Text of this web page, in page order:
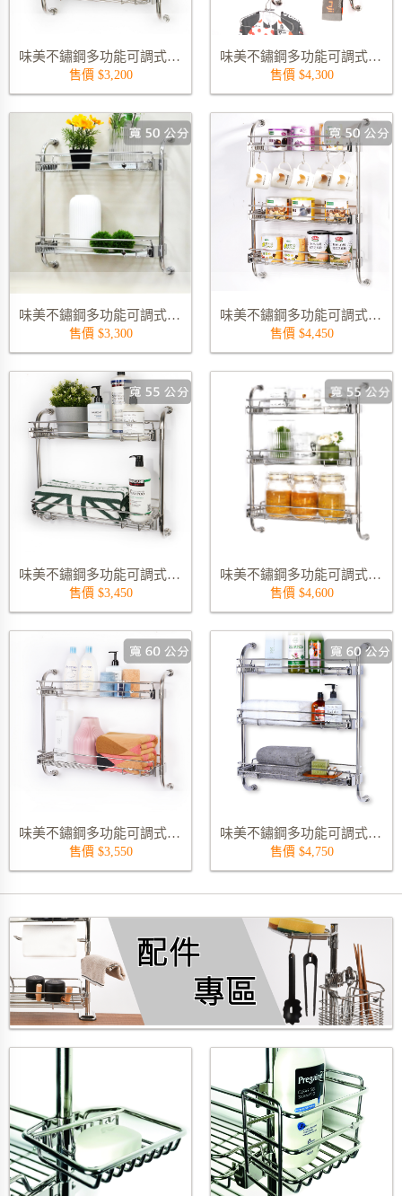
味美不鏽鋼多功能可調式雙層置物架 9815-45S02
售價 $3,200
味美不鏽鋼多功能可調式三層置物架 9817-45S03 (不含 S 勾, 側掛桿, 衣架)
售價 $4,300
味美不鏽鋼多功能可調式雙層置物架 9815-50S02
售價 $3,300
味美不鏽鋼多功能可調式三層置物架 9817-50S03 (不含 S
售價 $4,450
味美不鏽鋼多功能可調式雙層置物架 9815-55S02
售價 $3,450
味美不鏽鋼多功能可調式三層置物架 9817-55S03
售價 $4,600
味美不鏽鋼多功能可調式雙層置物架 9815-60S02
售價 $3,550
味美不鏽鋼多功能可調式三層置物架 9817-60S03
售價 $4,750
配件專區